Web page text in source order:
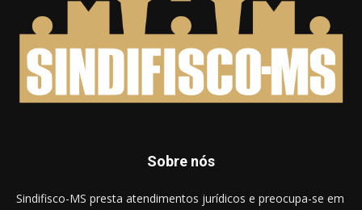
Sobre nós
Sindifisco-MS presta atendimentos jurídicos e preocupa-se em